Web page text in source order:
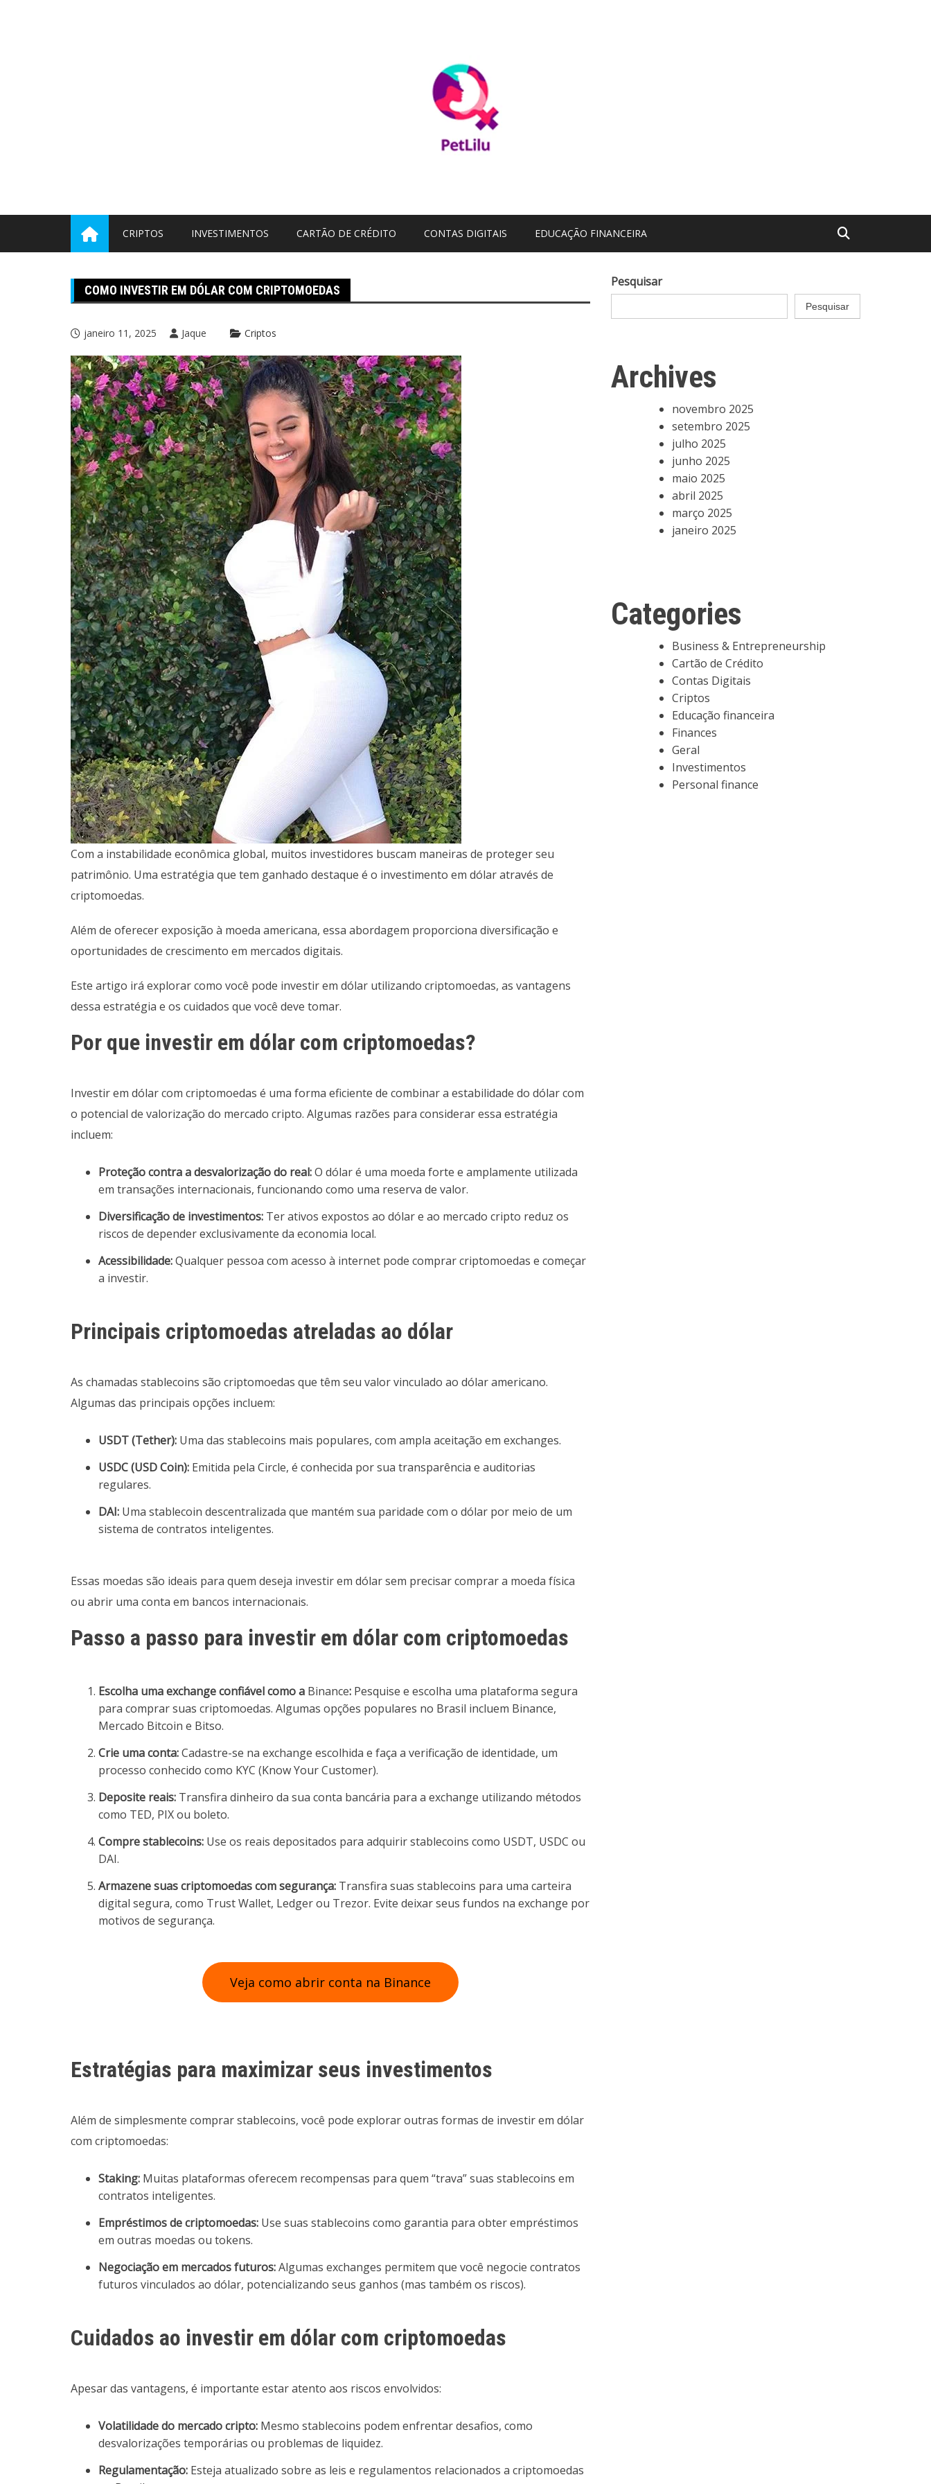
CRIPTOS INVESTIMENTOS CARTÃO DE CRÉDITO CONTAS DIGITAIS EDUCAÇÃO FINANCEIRA
COMO INVESTIR EM DÓLAR COM CRIPTOMOEDAS
janeiro 11, 2025 Jaque Criptos
Com a instabilidade econômica global, muitos investidores buscam maneiras de proteger seu
patrimônio. Uma estratégia que tem ganhado destaque é o investimento em dólar através de
criptomoedas.
Além de oferecer exposição à moeda americana, essa abordagem proporciona diversificação e
oportunidades de crescimento em mercados digitais.
Este artigo irá explorar como você pode investir em dólar utilizando criptomoedas, as vantagens
dessa estratégia e os cuidados que você deve tomar.
Por que investir em dólar com criptomoedas?
Investir em dólar com criptomoedas é uma forma eficiente de combinar a estabilidade do dólar com
o potencial de valorização do mercado cripto. Algumas razões para considerar essa estratégia
incluem:
Proteção contra a desvalorização do real:O dólar é uma moeda forte e amplamente utilizada
em transações internacionais, funcionando como uma reserva de valor.
Diversificação de investimentos: Ter ativos expostos ao dólar e ao mercado cripto reduz os
riscos de depender exclusivamente da economia local.
Acessibilidade:Qualquer pessoa com acesso à internet pode comprar criptomoedas e começar
a investir.
Principais criptomoedas atreladas ao dólar
As chamadas stablecoins são criptomoedas que têm seu valor vinculado ao dólar americano.
Algumas das principais opções incluem:
USDT (Tether): Uma das stablecoins mais populares, com ampla aceitação em exchanges.
USDC (USD Coin): Emitida pela Circle, é conhecida por sua transparência e auditorias
regulares.
DAI: Uma stablecoin descentralizada que mantém sua paridade com o dólar por meio de um
sistema de contratos inteligentes.
Essas moedas são ideais para quem deseja investir em dólar sem precisar comprar a moeda física
ou abrir uma conta em bancos internacionais.
Passo a passo para investir em dólar com criptomoedas
Escolha uma exchange confiável como a Binance: Pesquise e escolha uma plataforma segura
para comprar suas criptomoedas. Algumas opções populares no Brasil incluem Binance,
Mercado Bitcoin e Bitso.
Crie uma conta:Cadastre-se na exchange escolhida e faça a verificação de identidade, um
processo conhecido como KYC (Know Your Customer).
Deposite reais: Transfira dinheiro da sua conta bancária para a exchange utilizando métodos
como TED, PIX ou boleto.
Compre stablecoins: Use os reais depositados para adquirir stablecoins como USDT, USDC ou
DAI.
Armazene suas criptomoedas com segurança: Transfira suas stablecoins para uma carteira
digital segura, como Trust Wallet, Ledger ou Trezor. Evite deixar seus fundos na exchange por
motivos de segurança.
Veja como abrir conta na Binance
Estratégias para maximizar seus investimentos
Além de simplesmente comprar stablecoins, você pode explorar outras formas de investir em dólar
com criptomoedas:
Staking: Muitas plataformas oferecem recompensas para quem “trava” suas stablecoins em
contratos inteligentes.
Empréstimos de criptomoedas: Use suas stablecoins como garantia para obter empréstimos
em outras moedas ou tokens.
Negociação em mercados futuros:Algumas exchanges permitem que você negocie contratos
futuros vinculados ao dólar, potencializando seus ganhos (mas também os riscos).
Cuidados ao investir em dólar com criptomoedas
Apesar das vantagens, é importante estar atento aos riscos envolvidos:
Volatilidade do mercado cripto: Mesmo stablecoins podem enfrentar desafios, como
desvalorizações temporárias ou problemas de liquidez.
Regulamentação: Esteja atualizado sobre as leis e regulamentos relacionados a criptomoedas
Pesquisar
Pesquisar
Archives
novembro 2025
setembro 2025
julho 2025
junho 2025
maio 2025
abril 2025
março 2025
janeiro 2025
Categories
Business & Entrepreneurship
Cartão de Crédito
Contas Digitais
Criptos
Educação financeira
Finances
Geral
Investimentos
Personal finance